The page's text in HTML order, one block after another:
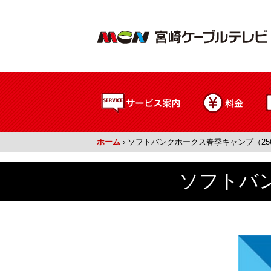
ホーム › ソフトバンクホークス春季キャンプ（
ソフトバ